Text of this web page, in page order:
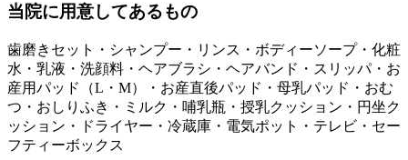
当院に用意してあるもの
歯磨きセット・シャンプー・リンス・ボディーソープ・化粧
水・乳液・洗顔料・ヘアブラシ・ヘアバンド・スリッパ・お
産用パッド（L・M）・お産直後パッド・母乳パッド・おむ
つ・おしりふき・ミルク・哺乳瓶・授乳クッション・円坐ク
ッション・ドライヤー・冷蔵庫・電気ポット・テレビ・セー
フティーボックス